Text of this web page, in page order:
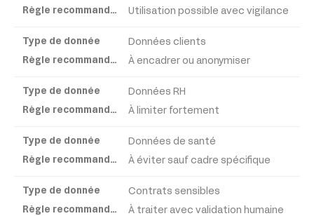
Règle
Utilisation possible avec vigilance
Données clients
À encadrer ou anonymiser
Données RH
À limiter fortement
Données de santé
À éviter sauf cadre spécifique
Contrats sensibles
À traiter avec validation humaine